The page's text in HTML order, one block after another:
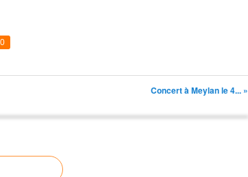
0
Concert à Meylan le 4... »